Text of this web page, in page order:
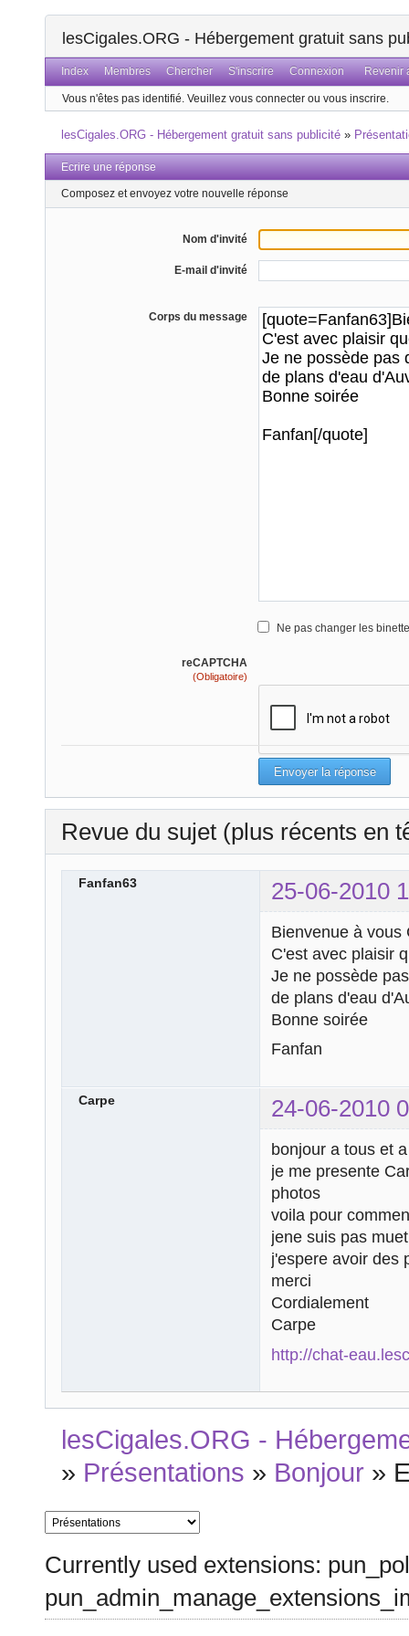
lesCigales.ORG - Hébergement gratuit sans
Index Membres Chercher S'inscrire Connexion Revenir
Vous n'êtes pas identifié. Veuillez vous connecter ou vous inscrire.
lesCigales.ORG - Hébergement gratuit sans publicité »
Ecrire une réponse
Composez et envoyez votre nouvelle réponse
Nom d'invité
E-mail d'invité
Corps du message
Ne pas changer les
reCAPTCHA
(Obligatoire)
Revue du sujet (plus récents en
Fanfan63 25-06-2010
Bienvenue à vous
C'est avec plaisir
Je ne possède
de plans d'eau
Bonne soirée
Fanfan
Carpe 24-06-2010
bonjour a tous et
je me presente
photos
voila pour
jene suis pas
j'espere avoir des
merci
Cordialement
Carpe
http://chat-
lesCigales.ORG -
» Présentations » Bonjour »
Currently used extensions: